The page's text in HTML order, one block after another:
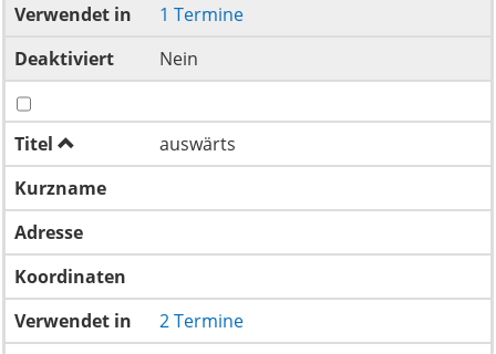
Verwendet in
1 Termine
Deaktiviert
Nein
Titel
auswärts
Kurzname
Adresse
Koordinaten
Verwendet in
2 Termine